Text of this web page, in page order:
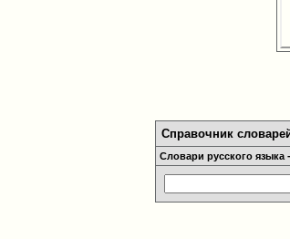
Справочник
Словари русского языка